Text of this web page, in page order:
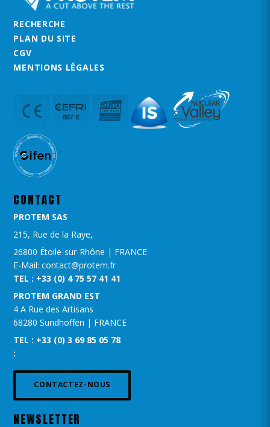
RECHERCHE
PLAN DU SITE
CGV
MENTIONS LÉGALES
CONTACT
PROTEM SAS
215, Rue de la Raye,
26800 Étoile-sur-Rhône | FRANCE
E-Mail: contact@protem.fr
TEL : +33 (0) 4 75 57 41 41
PROTEM GRAND EST​
4 A Rue des Artisans
68280 Sundhoffen | FRANCE
TEL : +33 (0) 3 69 85 05 78
:
CONTACTEZ-NOUS
NEWSLETTER